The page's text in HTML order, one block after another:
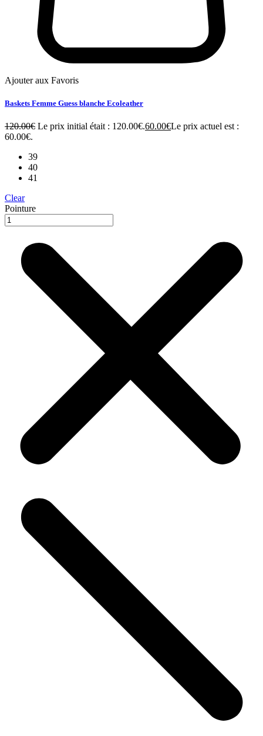
Ajouter aux Favoris
Baskets Femme Guess blanche Ecoleather
120.00€ Le prix initial était : 120.00€.60.00€Le prix actuel est :
60.00€.
39
40
41
Clear
Pointure